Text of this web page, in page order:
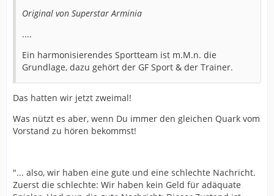
Original von Superstar Arminia
....
Ein harmonisierendes Sportteam ist m.M.n. die
Grundlage, dazu gehört der GF Sport & der Trainer.
Das hatten wir jetzt zweimal!
Was nützt es aber, wenn Du immer den gleichen Quark vom
Vorstand zu hören bekommst!
"... also, wir haben eine gute und eine schlechte Nachricht.
Zuerst die schlechte: Wir haben kein Geld für adäquate